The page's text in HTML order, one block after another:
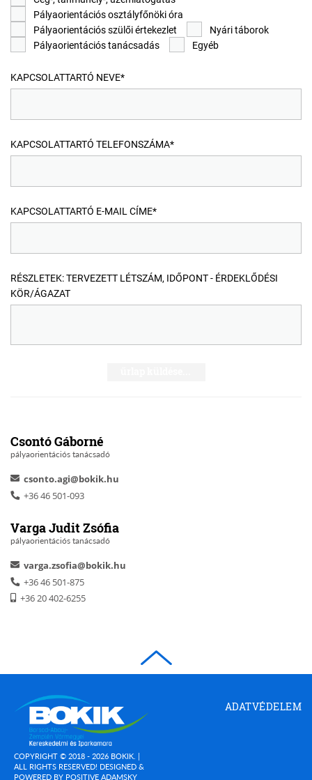
Pályaorientációs osztályfőnöki óra
Pályaorientációs szülői értekezlet
Nyári táborok
Pályaorientációs tanácsadás
Egyéb
KAPCSOLATTARTÓ NEVE*
KAPCSOLATTARTÓ TELEFONSZÁMA*
KAPCSOLATTARTÓ E-MAIL CÍME*
RÉSZLETEK: TERVEZETT LÉTSZÁM, IDŐPONT - ÉRDEKLŐDÉSI
KÖR/ÁGAZAT
Csontó Gáborné
pályaorientációs tanácsadó
csonto.agi@bokik.hu
+36 46 501-093
Varga Judit Zsófia
pályaorientációs tanácsadó
varga.zsofia@bokik.hu
+36 46 501-875
+36 20 402-6255
Borsod-
Abaúj-
Zemplén
Megyei
Kereskedelmi
és
COPYRIGHT © 2018 - 2026 BOKIK. |
ALL RIGHTS RESERVED! DESIGNED &
POWERED BY POSITIVE ADAMSKY(OPEN
ADATVÉDELEM